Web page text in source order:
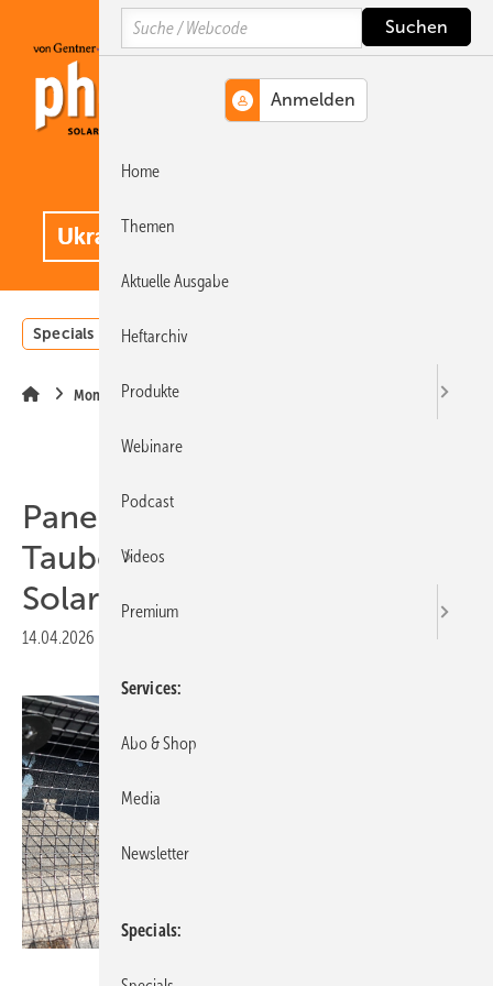
Hauptinhalt
Hauptmenü
SiteSearch
Specials Einstrahlungsatlas
Montage
Panelgitter bietet
Taubenschutz für
Solaranlagen
14.04.2026
Search
Home
Themen
Aktuelle Ausgabe
Heftarchiv
Produkte
Webinare
Podcast
Videos
Premium
Services
Abo & Shop
Media
Newsletter
Specials